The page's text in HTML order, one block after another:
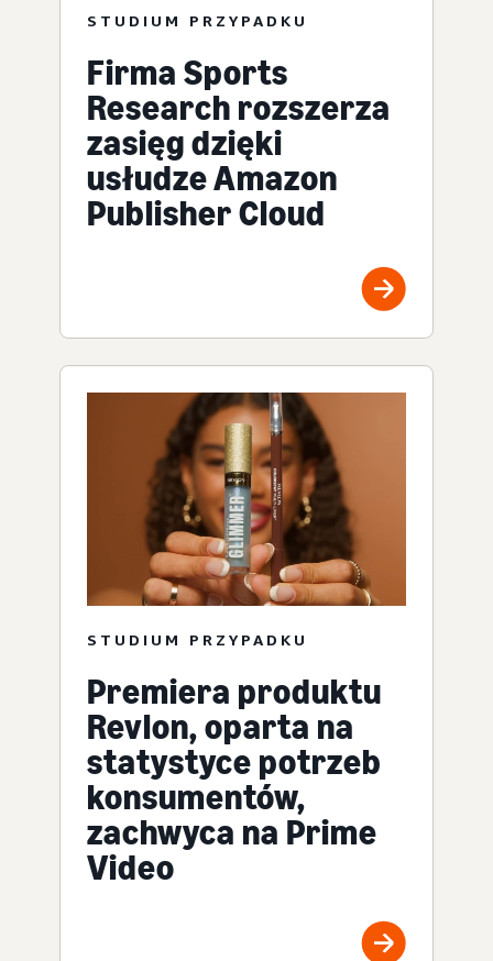
STUDIUM PRZYPADKU
Firma Sports
Research rozszerza
zasięg dzięki
usłudze Amazon
Publisher Cloud
STUDIUM PRZYPADKU
Premiera produktu
Revlon, oparta na
statystyce potrzeb
konsumentów,
zachwyca na Prime
Video